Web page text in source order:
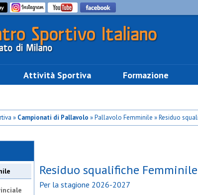
Attività Sportiva Formazione
» Campionati di Pallavolo » Pallavolo Femminile » Residuo
Residuo squalifiche Femminile
Per la stagione 2026-2027